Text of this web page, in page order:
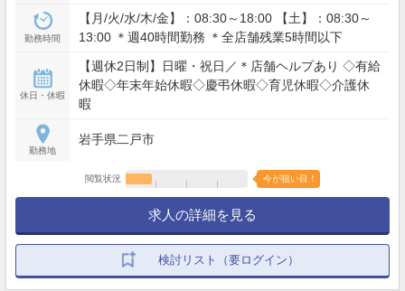
勤務時間
【月/火/水/木/金】：08:30～18:00 【土】：08:30～
13:00 ＊週40時間勤務 ＊全店舗残業5時間以下
休日・休暇
【週休2日制】日曜・祝日／＊店舗ヘルプあり ◇有給
休暇◇年末年始休暇◇慶弔休暇◇育児休暇◇介護休
暇
勤務地
岩手県二戸市
閲覧状況 今が狙い目！
求人の詳細を見る
検討リスト（要ログイン）